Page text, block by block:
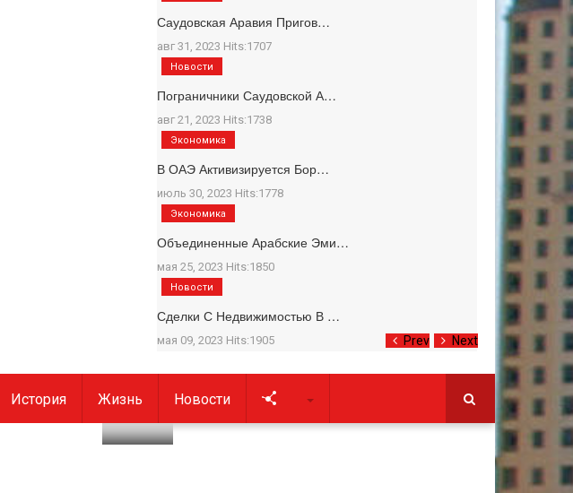
Prev Next
Саудовская Аравия Пригов…
авг 31, 2023 Hits:1707
Пограничники Саудовской А…
авг 21, 2023 Hits:1738
Новости
В ОАЭ Активизируется Бор…
июль 30, 2023 Hits:1778
Экономика
Объединенные Арабские Эми…
мая 25, 2023 Hits:1850
Экономика
Сделки С Недвижимостью В …
мая 09, 2023 Hits:1905
Новости
История Жизнь Новости